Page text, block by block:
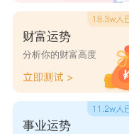
财富运势
分析你的财富高度
事业运势